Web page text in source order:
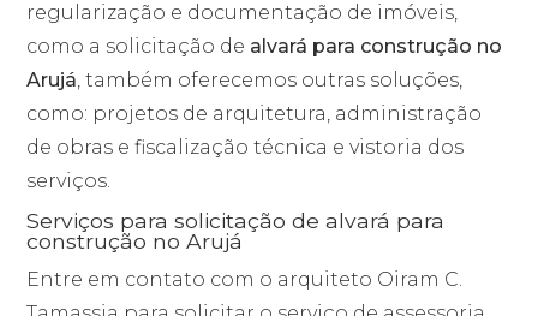
regularização e documentação de imóveis,
como a solicitação de alvará para construção no
Arujá, também oferecemos outras soluções,
como: projetos de arquitetura, administração
de obras e fiscalização técnica e vistoria dos
serviços.
Serviços para solicitação de alvará para
construção no Arujá
Entre em contato com o arquiteto Oiram C.